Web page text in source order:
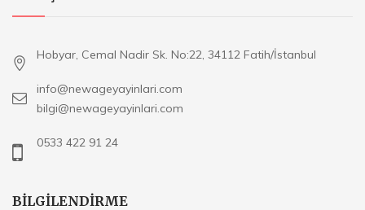
Hobyar, Cemal Nadir Sk. No:22, 34112 Fatih/İstanbul
info@newageyayinlari.com
bilgi@newageyayinlari.com
0533 422 91 24
BILGILENDIRME